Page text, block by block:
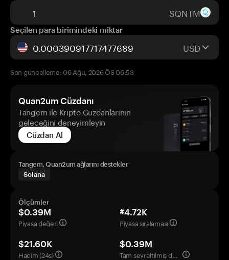
$QNTM
Seçilen para birimindeki miktar
USD
Son güncelleme: 06 Ağu, 2026 ÖS 06:53
Quan2um Cüzdanı
Tangem ile Kripto Cüzdanlarının
geleceğini deneyimleyin
Cüzdan Al
Tangem, Quan2um ağlarını destekler
Solana
Ölçümler
$0.39M
Piyasa değeri
#4.72K
Piyasa sıralaması
$21.60K
Hacim (24s)
$0.39M
Tam seyreltilmiş değerleme